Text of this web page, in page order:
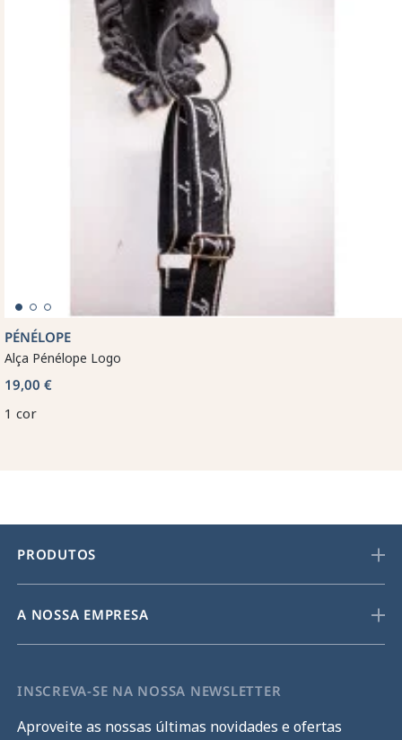
PÉNÉLOPE
Alça Pénélope Logo
19,00 €
1 cor
PRODUTOS
A NOSSA EMPRESA
INSCREVA-SE NA NOSSA NEWSLETTER
Aproveite as nossas últimas novidades e ofertas